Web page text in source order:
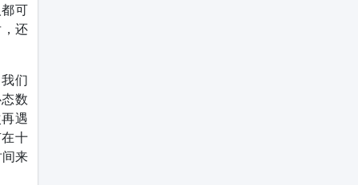
可
还
们
数
遇
十
来